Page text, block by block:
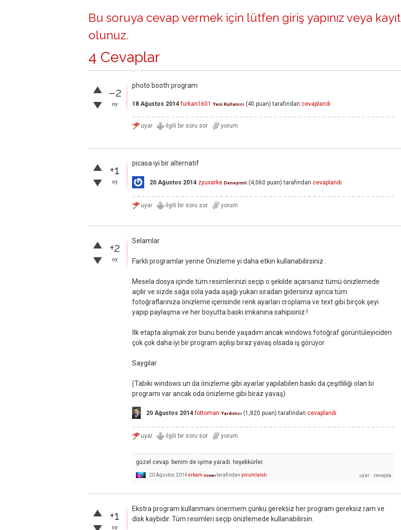
Bu soruya cevap vermek için lütfen giriş yapınız veya kayıt
olunuz.
4 Cevaplar
–2
oy
photo booth program
18 Ağustos 2014 furkan1601 Yeni Kullanıcı (40 puan) tarafından cevaplandı
+1
oy
picasa iyi bir alternatif
20 Ağustos 2014 zyuxarke Deneyimli (4,060 puan) tarafından cevaplandı
+2
oy
Selamlar
Farklı programlar yerine Önizleme yi daha etkin kullanabilirsiniz .
Mesela dosya içinde tüm resimlerinizi seçip o şekilde açarsanız tümü önizlemede
açılır ve sizde sağa sola yada aşağı yukarı sıradan gidersiniz ayrıca tüm
fotoğraflarınıza önizleme içerisinde renk ayarları croplama ve text gibi birçok şeyi
yapıp paylaşma ve her boyutta baskı imkanına sahipsiniz !
İlk etapta alışmak zor bunu bende yaşadım ancak windows fotoğraf görüntüleyiciden
çok çok daha iyi bir program açılışı biraz yavaş olsada iş görüyor
Saygılar
(Tabiki windows un da önizleme gibi ayarlar yapılabilen baskı da çeşitliliği olan bi
programı var ancak oda önizleme gibi biraz yavaş)
20 Ağustos 2014 fottoman Yardımcı (1,820 puan) tarafından cevaplandı
güzel cevap. benim de işime yaradı. teşekkürler.
20 Ağustos 2014 erkam Uzman tarafından yorumlandı
+1
oy
Ekstra program kullanmanı önermem çünkü gereksiz her program gereksiz ram ve
disk kaybıdır. Tüm resimleri seçip önizlemede kullanabilirsin.